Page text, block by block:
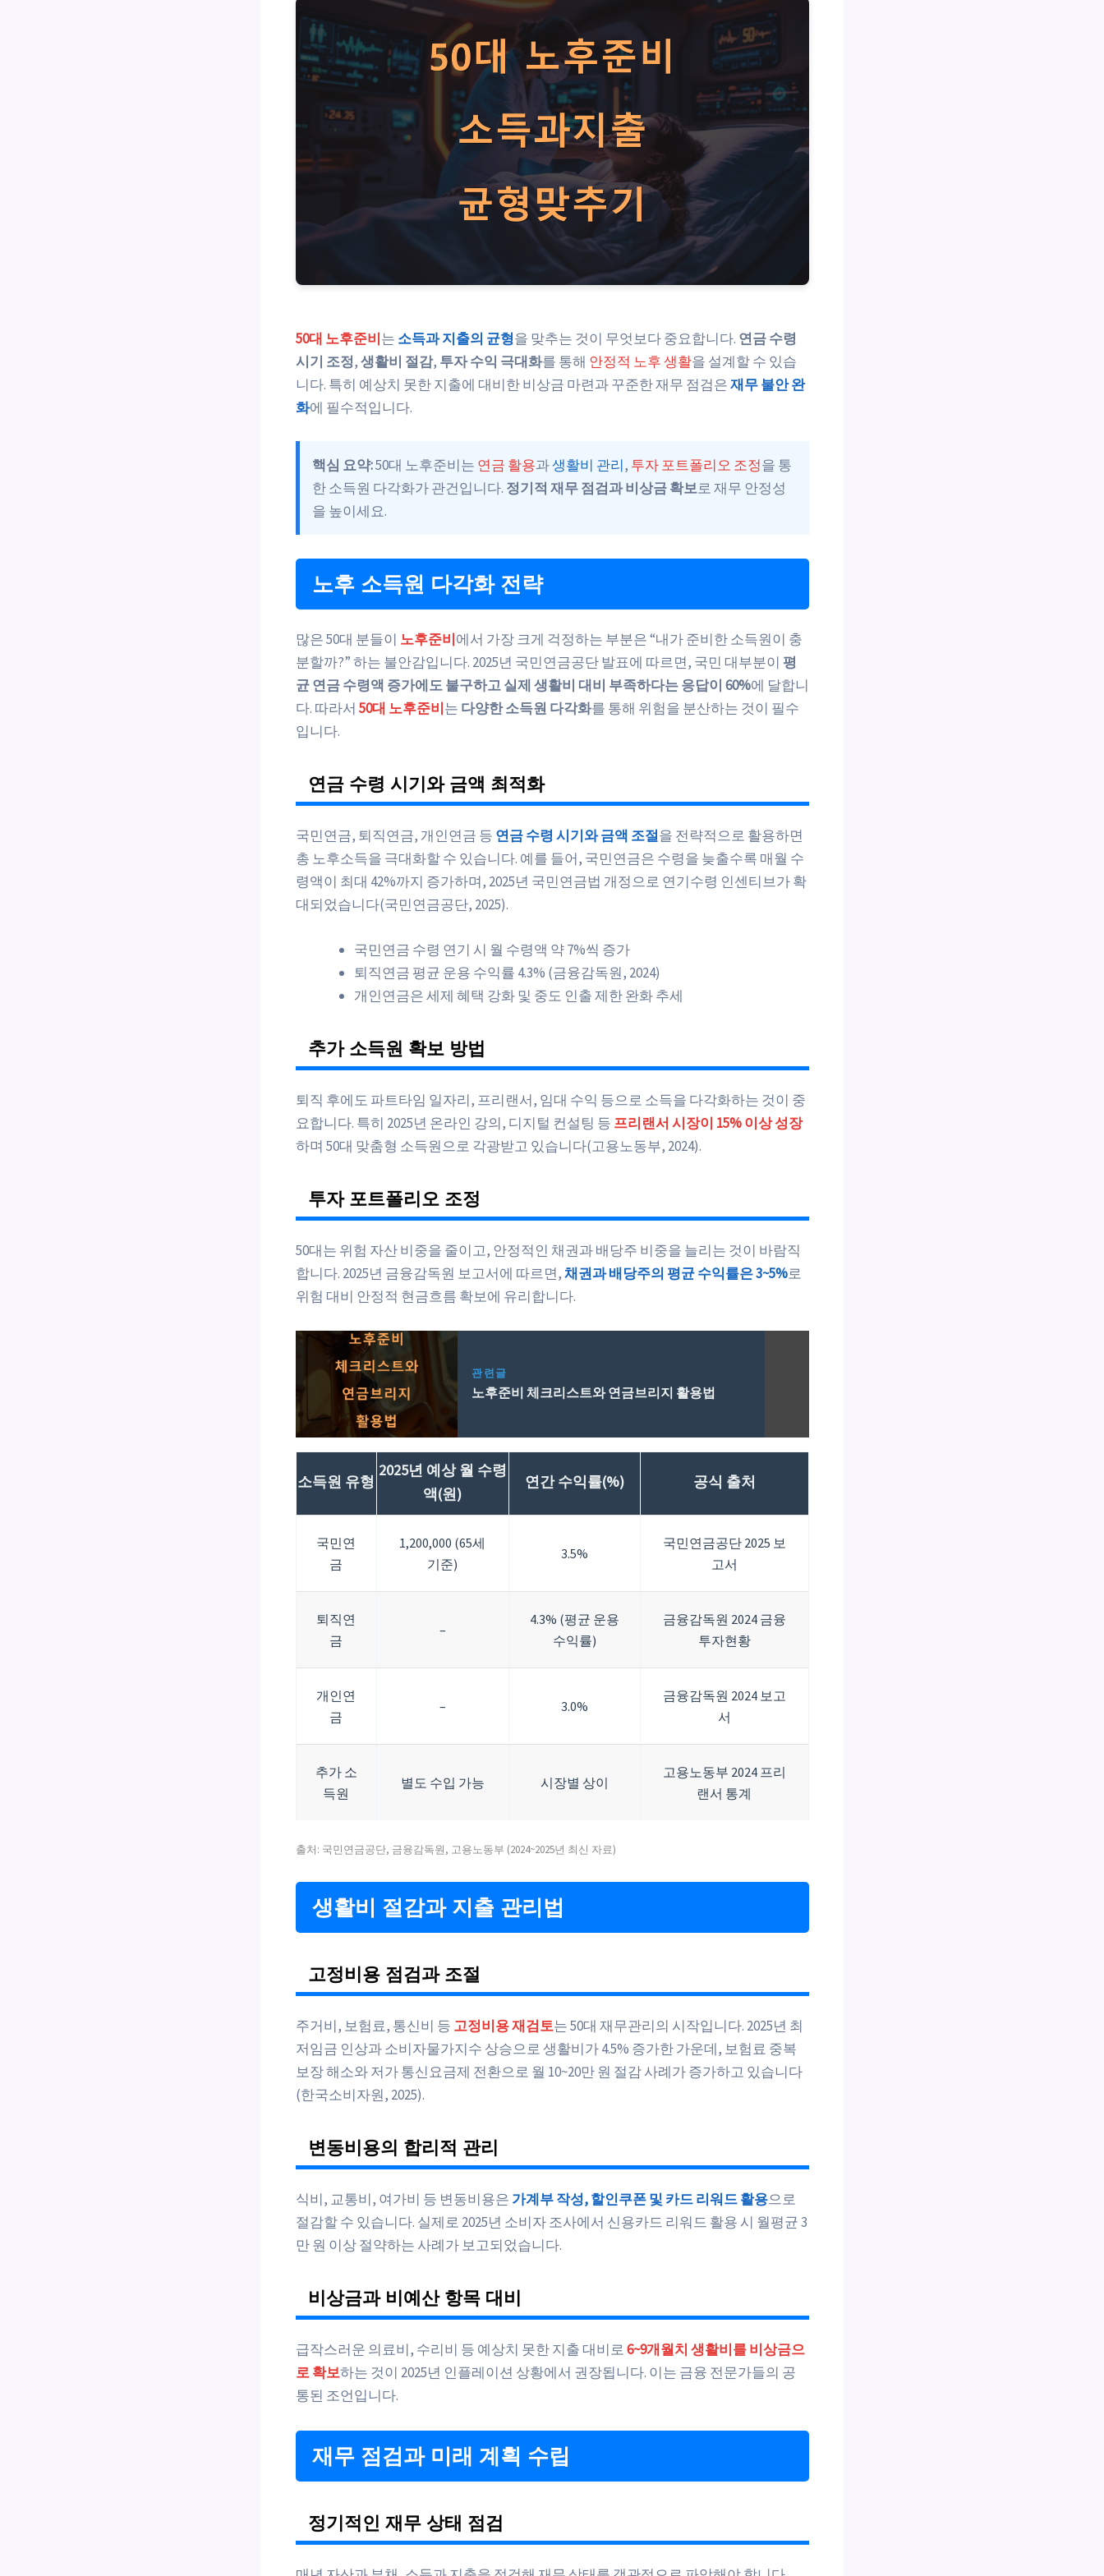
50대 노후준비는 소득과 지출의 균형을 맞추는 것이 무엇보다 중요합니다. 연금 수령
시기 조정,생활비 절감, 투자 수익 극대화를 통해 안정적 노후 생활을 설계할 수 있습
니다. 특히 예상치 못한 지출에 대비한 비상금 마련과 꾸준한 재무 점검은재무 불안 완
화에 필수적입니다.
핵심 요약:50대 노후준비는 연금 활용과생활비 관리, 투자 포트폴리오 조정을 통
한 소득원 다각화가 관건입니다. 정기적 재무 점검과 비상금 확보로 재무 안정성
을 높이세요.
노후 소득원 다각화 전략
많은 50대 분들이 노후준비에서 가장 크게 걱정하는 부분은 “내가 준비한 소득원이 충
분할까?” 하는 불안감입니다. 2025년 국민연금공단 발표에 따르면, 국민 대부분이 평
균 연금 수령액 증가에도 불구하고 실제 생활비 대비 부족하다는 응답이 60%에 달합니
다. 따라서 50대 노후준비는 다양한 소득원 다각화를 통해 위험을 분산하는 것이 필수
입니다.
연금 수령 시기와 금액 최적화
국민연금, 퇴직연금, 개인연금 등 연금 수령 시기와 금액 조절을 전략적으로 활용하면
총 노후소득을 극대화할 수 있습니다. 예를 들어, 국민연금은 수령을 늦출수록 매월 수
령액이 최대 42%까지 증가하며, 2025년 국민연금법 개정으로 연기수령 인센티브가 확
대되었습니다(국민연금공단, 2025).
국민연금 수령 연기 시 월 수령액 약 7%씩 증가
퇴직연금 평균 운용 수익률 4.3% (금융감독원, 2024)
개인연금은 세제 혜택 강화 및 중도 인출 제한 완화 추세
추가 소득원 확보 방법
퇴직 후에도 파트타임 일자리, 프리랜서, 임대 수익 등으로 소득을 다각화하는 것이 중
요합니다. 특히 2025년 온라인 강의, 디지털 컨설팅 등 프리랜서 시장이 15% 이상 성장
하며 50대 맞춤형 소득원으로 각광받고 있습니다(고용노동부, 2024).
투자 포트폴리오 조정
50대는 위험 자산 비중을 줄이고, 안정적인 채권과 배당주 비중을 늘리는 것이 바람직
합니다. 2025년 금융감독원 보고서에 따르면,채권과 배당주의 평균 수익률은 3~5%로
위험 대비 안정적 현금흐름 확보에 유리합니다.
관련글
노후준비 체크리스트와 연금브리지 활용법
소득원 유형
2025년 예상 월 수령
액(원)
연간 수익률(%) 공식 출처
국민연
금
1,200,000 (65세
기준)
3.5%
국민연금공단 2025 보
고서
퇴직연
금
–
4.3% (평균 운용
수익률)
금융감독원 2024 금융
투자현황
개인연
금
– 3.0%
금융감독원 2024 보고
서
추가 소
득원
별도 수입 가능 시장별 상이
고용노동부 2024 프리
랜서 통계
출처: 국민연금공단, 금융감독원, 고용노동부 (2024~2025년 최신 자료)
생활비 절감과 지출 관리법
고정비용 점검과 조절
주거비, 보험료, 통신비 등 고정비용 재검토는 50대 재무관리의 시작입니다. 2025년 최
저임금 인상과 소비자물가지수 상승으로 생활비가 4.5% 증가한 가운데, 보험료 중복
보장 해소와 저가 통신요금제 전환으로 월 10~20만 원 절감 사례가 증가하고 있습니다
(한국소비자원, 2025).
변동비용의 합리적 관리
식비, 교통비, 여가비 등 변동비용은 가계부 작성, 할인쿠폰 및 카드 리워드 활용으로
절감할 수 있습니다. 실제로 2025년 소비자 조사에서 신용카드 리워드 활용 시 월평균 3
만 원 이상 절약하는 사례가 보고되었습니다.
비상금과 비예산 항목 대비
급작스러운 의료비, 수리비 등 예상치 못한 지출 대비로6~9개월치 생활비를 비상금으
로 확보하는 것이 2025년 인플레이션 상황에서 권장됩니다. 이는 금융 전문가들의 공
통된 조언입니다.
재무 점검과 미래 계획 수립
정기적인 재무 상태 점검